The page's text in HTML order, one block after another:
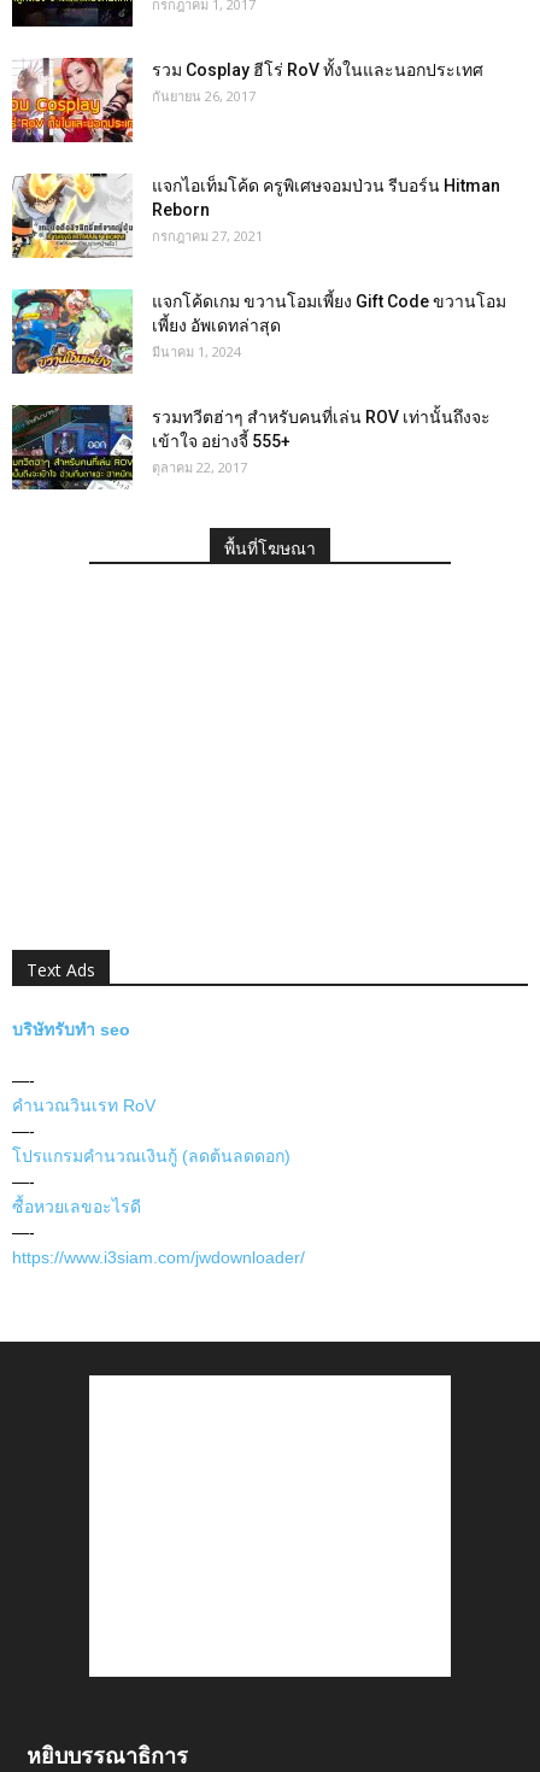
กรกฎาคม 1, 2017
รวม Cosplay ฮีโร่ RoV ทั้งในและนอกประเทศ
กันยายน 26, 2017
แจกไอเท็มโค้ด ครูพิเศษจอมป่วน รีบอร์น Hitman
Reborn
กรกฎาคม 27, 2021
แจกโค้ดเกม ขวานโอมเพี้ยง Gift Code ขวานโอม
เพี้ยง อัพเดทล่าสุด
มีนาคม 1, 2024
รวมทวีตฮ่าๆ สำหรับคนที่เล่น ROV เท่านั้นถึงจะ
เข้าใจ อย่างจี้ 555+
ตุลาคม 22, 2017
พื้นที่โฆษณา
Text Ads
บริษัทรับทำ seo
—-
คำนวณวินเรท RoV
—-
โปรแกรมคำนวณเงินกู้ (ลดต้นลดดอก)
—-
ซื้อหวยเลขอะไรดี
—-
https://www.i3siam.com/jwdownloader/
หยิบบรรณาธิการ